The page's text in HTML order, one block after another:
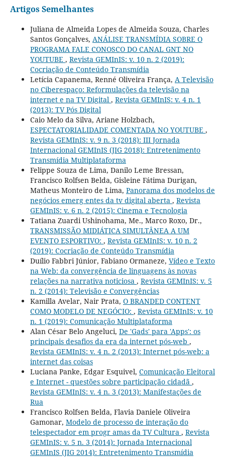
Artigos Semelhantes
Juliana de Almeida Lopes de Almeida Souza, Charles
Santos Gonçalves, ANÁLISE TRANSMÍDIA SOBRE O
PROGRAMA FALE CONOSCO DO CANAL GNT NO
YOUTUBE , Revista GEMInIS: v. 10 n. 2 (2019):
Cocriação de Conteúdo Transmídia
Letícia Capanema, Renné Oliveira França, A Televisão
no Ciberespaço: Reformulações da televisão na
internet e na TV Digital , Revista GEMInIS: v. 4 n. 1
(2013): TV Pós Digital
Caio Melo da Silva, Ariane Holzbach,
ESPECTATORIALIDADE COMENTADA NO YOUTUBE ,
Revista GEMInIS: v. 9 n. 3 (2018): III Jornada
Internacional GEMInIS (JIG 2018): Entretenimento
Transmídia Multiplataforma
Felippe Souza de Lima, Danilo Leme Bressan,
Francisco Rolfsen Belda, Gisleine Fátima Durigan,
Matheus Monteiro de Lima, Panorama dos modelos de
negócios emerg entes da tv digital aberta , Revista
GEMInIS: v. 6 n. 2 (2015): Cinema e Tecnologia
Tatiana Zuardi Ushinohama, Me., Marco Roxo, Dr.,
TRANSMISSÃO MIDIÁTICA SIMULTÂNEA A UM
EVENTO ESPORTIVO: , Revista GEMInIS: v. 10 n. 2
(2019): Cocriação de Conteúdo Transmídia
Duílio Fabbri Júnior, Fabiano Ormaneze, Vídeo e Texto
na Web: da convergência de linguagens às novas
relações na narrativa noticiosa , Revista GEMInIS: v. 5
n. 2 (2014): Televisão e Convergências
Kamilla Avelar, Nair Prata, O BRANDED CONTENT
COMO MODELO DE NEGÓCIO: , Revista GEMInIS: v. 10
n. 1 (2019): Comunicação Multiplataforma
Alan César Belo Angeluci, De 'Gads' para 'Apps': os
principais desafios da era da internet pós-web ,
Revista GEMInIS: v. 4 n. 2 (2013): Internet pós-web: a
internet das coisas
Luciana Panke, Edgar Esquivel, Comunicação Eleitoral
e Internet - questões sobre participação cidadã ,
Revista GEMInIS: v. 4 n. 3 (2013): Manifestações de
Rua
Francisco Rolfsen Belda, Flavia Daniele Oliveira
Gamonar, Modelo de processo de interação do
telespectador em progr amas da TV Cultura , Revista
GEMInIS: v. 5 n. 3 (2014): Jornada Internacional
GEMInIS (JIG 2014): Entretenimento Transmídia